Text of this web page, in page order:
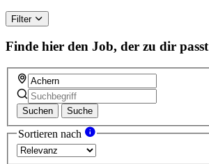
this
field
Filter
Finde hier den Job, der zu dir passt
Suchen Suche
Sortieren nach